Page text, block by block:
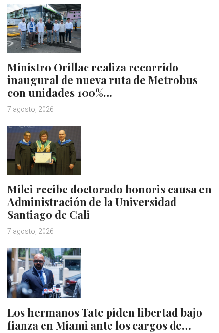
Ministro Orillac realiza recorrido
inaugural de nueva ruta de Metrobus
con unidades 100%…
7 agosto, 2026
Milei recibe doctorado honoris causa en
Administración de la Universidad
Santiago de Cali
7 agosto, 2026
Los hermanos Tate piden libertad bajo
fianza en Miami ante los cargos de…